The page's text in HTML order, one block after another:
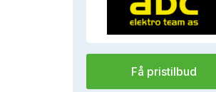
Få pristilbud